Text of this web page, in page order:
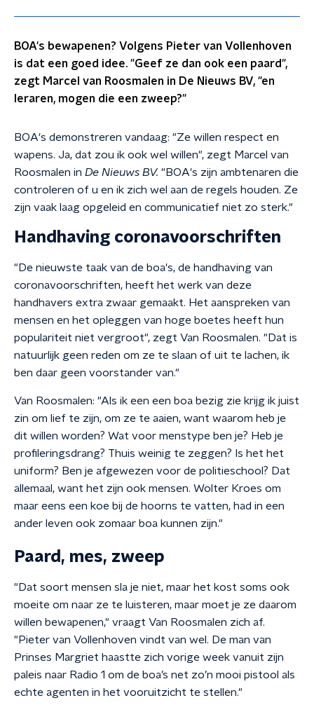
BOA's bewapenen? Volgens Pieter van Vollenhoven
is dat een goed idee. "Geef ze dan ook een paard",
zegt Marcel van Roosmalen in De Nieuws BV, "en
leraren, mogen die een zweep?"
BOA's demonstreren vandaag: "Ze willen respect en
wapens. Ja, dat zou ik ook wel willen", zegt Marcel van
Roosmalen in De Nieuws BV. "BOA's zijn ambtenaren die
controleren of u en ik zich wel aan de regels houden. Ze
zijn vaak laag opgeleid en communicatief niet zo sterk."
Handhaving coronavoorschriften
"De nieuwste taak van de boa's, de handhaving van
coronavoorschriften, heeft het werk van deze
handhavers extra zwaar gemaakt. Het aanspreken van
mensen en het opleggen van hoge boetes heeft hun
populariteit niet vergroot", zegt Van Roosmalen. "Dat is
natuurlijk geen reden om ze te slaan of uit te lachen, ik
ben daar geen voorstander van."
Van Roosmalen: "Als ik een een boa bezig zie krijg ik juist
zin om lief te zijn, om ze te aaien, want waarom heb je
dit willen worden? Wat voor menstype ben je? Heb je
profileringsdrang? Thuis weinig te zeggen? Is het het
uniform? Ben je afgewezen voor de politieschool? Dat
allemaal, want het zijn ook mensen. Wolter Kroes om
maar eens een koe bij de hoorns te vatten, had in een
ander leven ook zomaar boa kunnen zijn."
Paard, mes, zweep
"Dat soort mensen sla je niet, maar het kost soms ook
moeite om naar ze te luisteren, maar moet je ze daarom
willen bewapenen," vraagt Van Roosmalen zich af.
"Pieter van Vollenhoven vindt van wel. De man van
Prinses Margriet haastte zich vorige week vanuit zijn
paleis naar Radio 1 om de boa’s net zo’n mooi pistool als
echte agenten in het vooruitzicht te stellen."